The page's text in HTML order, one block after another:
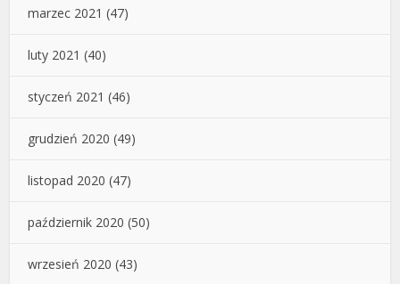
marzec 2021 (47)
luty 2021 (40)
styczeń 2021 (46)
grudzień 2020 (49)
listopad 2020 (47)
październik 2020 (50)
wrzesień 2020 (43)